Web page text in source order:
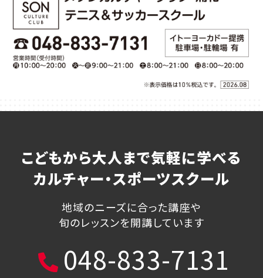
こどもから大人まで気軽に学べる
カルチャー・スポーツスクール
地域のニーズに合った講座や
旬のレッスンを開講しています
048-833-7131